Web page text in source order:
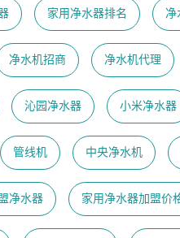
家用净水器排名 净
净水机招商 净水机代理
沁园净水器 小米净水器
管线机 中央净水机
净水器 家用净水器加盟价